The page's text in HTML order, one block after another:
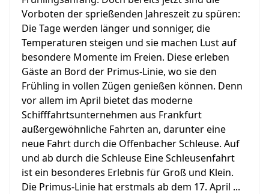
Vorboten der sprießenden Jahreszeit zu spüren:
Die Tage werden länger und sonniger, die
Temperaturen steigen und sie machen Lust auf
besondere Momente im Freien. Diese erleben
Gäste an Bord der Primus-Linie, wo sie den
Frühling in vollen Zügen genießen können. Denn
vor allem im April bietet das moderne
Schifffahrtsunternehmen aus Frankfurt
außergewöhnliche Fahrten an, darunter eine
neue Fahrt durch die Offenbacher Schleuse. Auf
und ab durch die Schleuse Eine Schleusenfahrt
ist ein besonderes Erlebnis für Groß und Klein.
Die Primus-Linie hat erstmals ab dem 17. April ...